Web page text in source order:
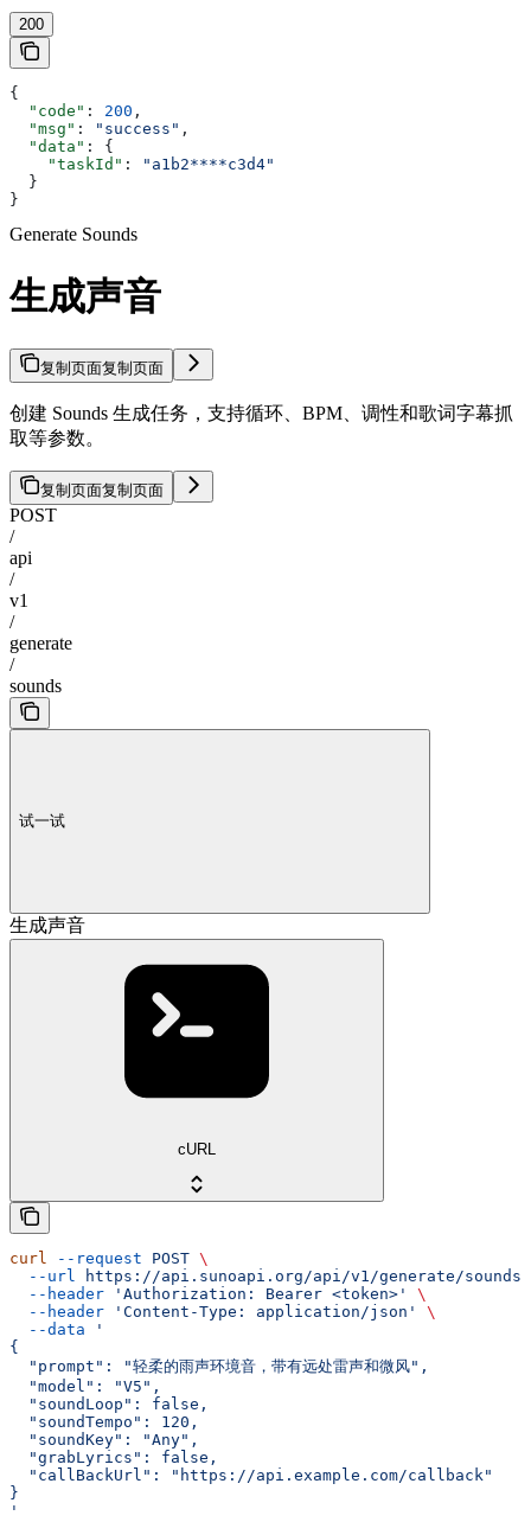
200
{
  "code"
: 200 ,
  "msg"
: "success" ,
  "data"
: {
    "taskId"
:
"a1b2****c3d4"
  }
}
Generate Sounds
生成声音
复制页面复制页面
创建 Sounds 生成任务，支持循环、BPM、调性和歌词字幕抓
取等参数。
复制页面复制页面
POST
/
api
/
v1
/
generate
/
sounds
试一试
生成声音
cURL
curl --request POST \
  --url
https://api.sunoapi.org/api/v1/generate/sounds
  --header
'Authorization: Bearer <token>'
\
  --header
'Content-Type: application/json'
\
  --data
'
{
  "prompt": "轻柔的雨声环境音，带有远处雷声和微风",
  "model": "V5",
  "soundLoop": false,
  "soundTempo": 120,
  "soundKey": "Any",
  "grabLyrics": false,
  "callBackUrl": "https://api.example.com/callback"
}
'